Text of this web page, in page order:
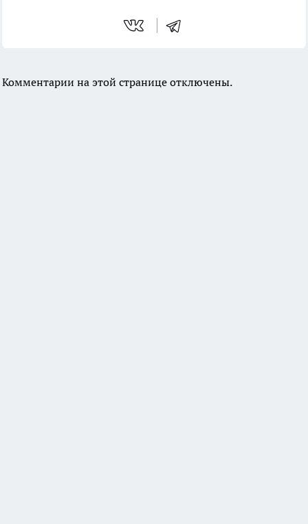
Комментарии на этой странице отключены.